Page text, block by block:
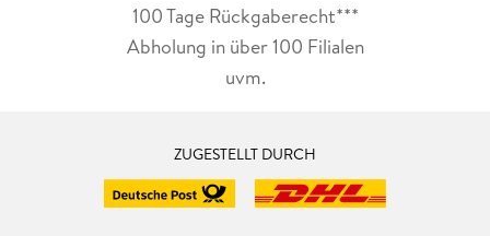
100 Tage Rückgaberecht***
Abholung in über 100 Filialen
uvm.
ZUGESTELLT DURCH